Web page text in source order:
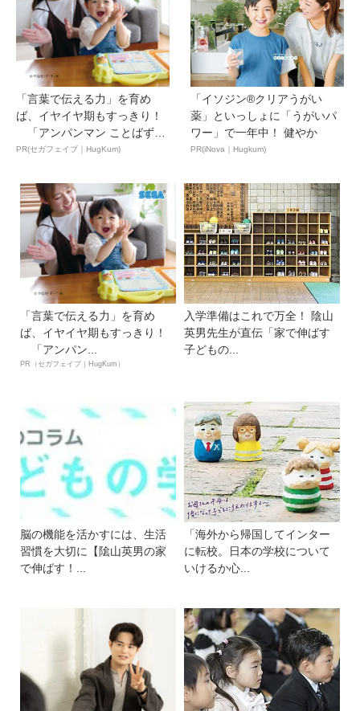
「言葉で伝える力」を育め
ば、イヤイヤ期もすっきり！
「アンパンマン ことばずか
ん...
PR(セガフェイブ｜HugKum)
「イソジン®クリアうがい
薬」といっしょに「うがいパ
ワー」で一年中！ 健やか
PR(iNova｜Hugkum)
「言葉で伝える力」を育め
ば、イヤイヤ期もすっきり！
「アンパン...
PR（セガフェイブ｜HugKum）
入学準備はこれで万全！ 陰山
英男先生が直伝「家で伸ばす
子どもの...
脳の機能を活かすには、生活
習慣を大切に【隂山英男の家
で伸ばす！...
「海外から帰国してインター
に転校。日本の学校について
いけるか心...